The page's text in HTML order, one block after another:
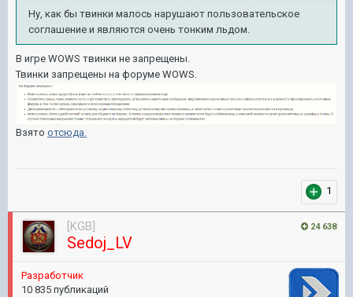
Ну, как бы твинки малось нарушают пользовательское
соглашение и являются очень тонким льдом.
В игре WOWS твинки не запрещены.
Твинки запрещены на форуме WOWS.
Взято отсюда.
1
24 638
[KGB]
Sedoj_LV
Pазработчик
10 835 публикаций